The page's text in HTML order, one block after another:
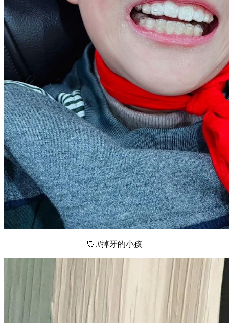
🦷.#掉牙的小孩